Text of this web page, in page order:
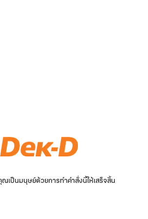
เป็นมนุษย์ด้วยการทำคำสั่งนี้ให้เสร็จสิ้น